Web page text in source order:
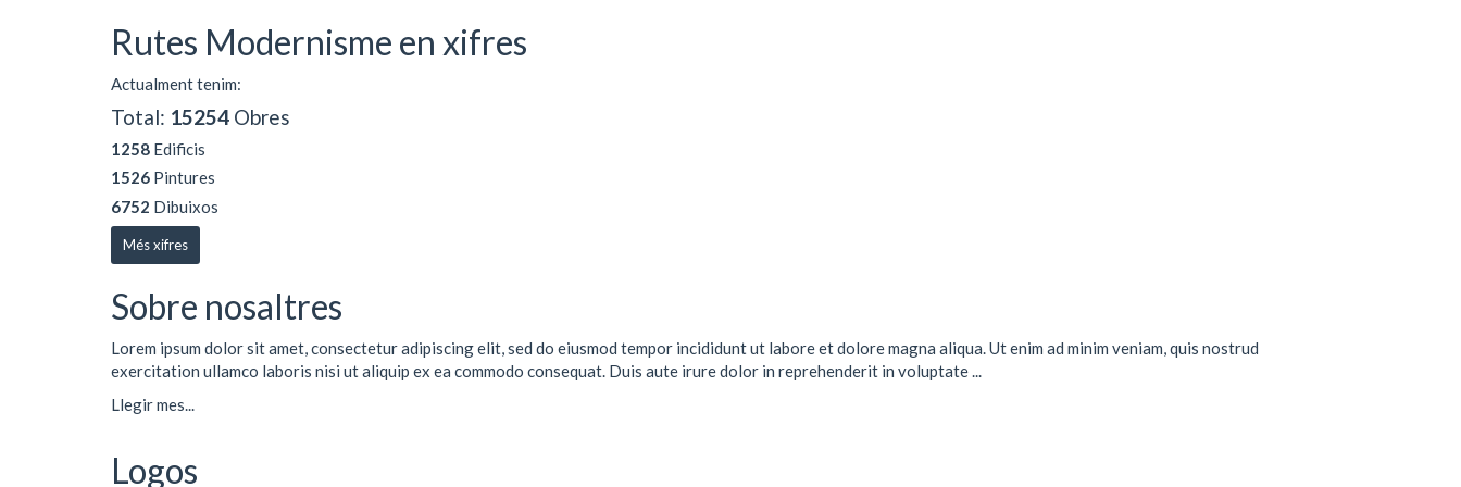
Rutes Modernisme en xifres
Actualment tenim:
Total: 15254 Obres
1258 Edificis
1526 Pintures
6752 Dibuixos
Més xifres
Sobre nosaltres
Lorem ipsum dolor sit amet, consectetur adipiscing elit, sed do eiusmod tempor incididunt ut labore et dolore magna aliqua. Ut enim ad minim veniam, quis nostrud
exercitation ullamco laboris nisi ut aliquip ex ea commodo consequat. Duis aute irure dolor in reprehenderit in voluptate ...
Llegir mes...
Logos